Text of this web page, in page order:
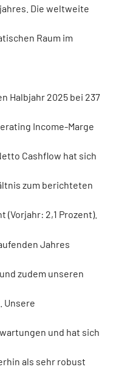
Die weltweite
Raum im
Halbjahr 2025 bei 237
Income-Marge
Cashflow hat sich
zum berichteten
(Vorjahr: 2,1 Prozent).
Jahres
zudem unseren
Unsere
und hat sich
als sehr robust